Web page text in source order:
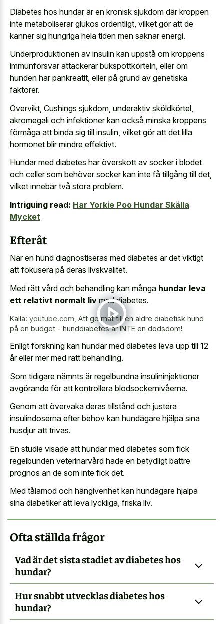
Diabetes hos hundar är en kronisk sjukdom där kroppen
inte metaboliserar glukos ordentligt, vilket gör att de
känner sig hungriga hela tiden men saknar energi.
Underproduktionen av insulin kan uppstå om kroppens
immunförsvar attackerar bukspottkörteln, eller om
hunden har pankreatit, eller på grund av genetiska
faktorer.
Övervikt, Cushings sjukdom, underaktiv sköldkörtel,
akromegali och infektioner kan också minska kroppens
förmåga att binda sig till insulin, vilket gör att det lilla
hormonet blir mindre effektivt.
Hundar med diabetes har överskott av socker i blodet
och celler som behöver socker kan inte få tillgång till det,
vilket innebär två stora problem.
Intriguing read: Har Yorkie Poo Hundar Skälla
Mycket
Efteråt
När en hund diagnostiseras med diabetes är det viktigt
att fokusera på deras livskvalitet.
Med rätt vård och behandling kan många hundar leva
ett relativt normalt liv med diabetes.
Källa: youtube.com Att ge mat till en äldre diabetisk hund
på en budget - hunddiabetes är INTE en dödsdom!
Enligt forskning kan hundar med diabetes leva upp till 12
år eller mer med rätt behandling.
Som tidigare nämnts är regelbundna insulininjektioner
avgörande för att kontrollera blodsockernivåerna.
Genom att övervaka deras tillstånd och justera
insulindoserna efter behov kan hundägare hjälpa sina
husdjur att trivas.
En studie visade att hundar med diabetes som fick
regelbunden veterinärvård hade en betydligt bättre
prognos än de som inte fick det.
Med tålamod och hängivenhet kan hundägare hjälpa
sina diabetiker att leva lyckliga, friska liv.
Ofta ställda frågor
Vad är det sista stadiet av diabetes hos
hundar?
Hur snabbt utvecklas diabetes hos
hundar?